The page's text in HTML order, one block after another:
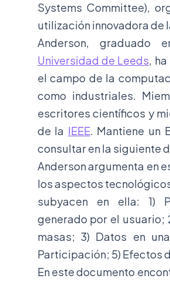
Systems Committee),
utilización innovadora de
Anderson, graduado
Universidad de Leeds,
el campo de la
como industriales.
escritores científicos y
de la IEEE. Mantiene un
consultar en la siguiente
Anderson argumenta en
los aspectos
subyacen en ella: 1)
generado por el usuario;
masas; 3) Datos en
Participación; 5) Efectos
En este documento